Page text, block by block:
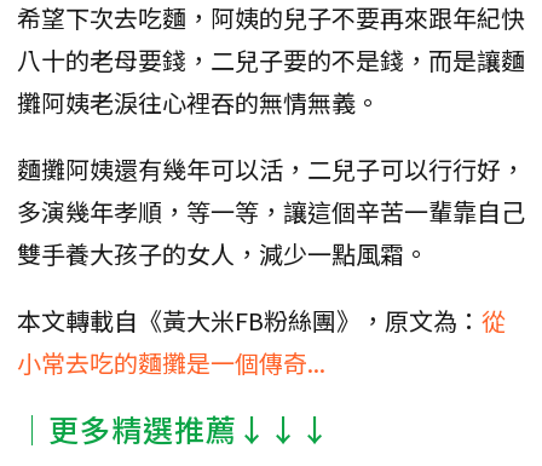
希望下次去吃麵，阿姨的兒子不要再來跟年紀快
八十的老母要錢，二兒子要的不是錢，而是讓麵
攤阿姨老淚往心裡吞的無情無義。
麵攤阿姨還有幾年可以活，二兒子可以行行好，
多演幾年孝順，等一等，讓這個辛苦一輩靠自己
雙手養大孩子的女人，減少一點風霜。
本文轉載自《黃大米FB粉絲團》，原文為： 從
小常去吃的麵攤是一個傳奇...
│更多精選推薦↓↓↓